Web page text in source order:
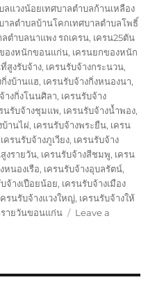
ลแวงน้อยเทศบาลตำบลก้านเหลือง
าลตำบลบ้านโคกเทศบาลตำบลโพธิ์
ตำบลนาแพง รถเครน, เครน25ตัน
องหนักขอนแก่น, เครนยกของหนัก
สูงรับจ้าง, เครนรับจ้างกระนวน,
กิ่งบ้านแฮ, เครนรับจ้างกิ่งหนองนา,
างกิ่งโนนศิลา, เครนรับจ้าง
นรับจ้างชุมแพ, เครนรับจ้างน้ำพอง,
บ้านไผ่, เครนรับจ้างพระยืน, เครน
เครนรับจ้างภูเวียง, เครนรับจ้าง
งรายวัน, เครนรับจ้างสีชมพู, เครน
หนองเรือ, เครนรับจ้างอุบลรัตน์,
จ้างเปือยน้อย, เครนรับจ้างเมือง
ครนรับจ้างแวงใหญ่, เครนรับจ้างให้
รายวันขอนแก่น
Leave a